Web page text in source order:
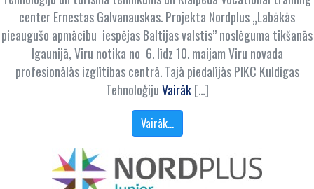
center Ernestas Galvanauskas. Projekta Nordplus „Labākās
pieaugušo apmācību iespējas Baltijas valstīs” noslēguma tikšanās
Igaunijā, Viru notika no 6. līdz 10. maijam Viru novada
profesionālās izglītības centrā. Tajā piedalījās PIKC Kuldīgas
TehnoloģijuVairāk[…]
Vairāk…